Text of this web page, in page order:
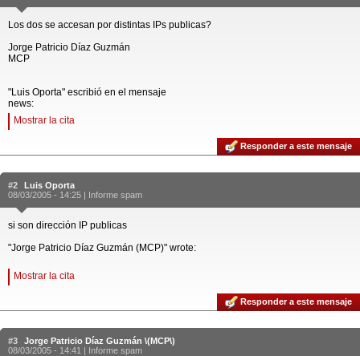
Los dos se accesan por distintas IPs publicas?
Jorge Patricio Díaz Guzmán
MCP
"Luis Oporta" escribió en el mensaje
news:
Mostrar la cita
Responder a este mensaje
#2
Luis Oporta
08/03/2005 - 14:25 | Informe spam
si son dirección IP publicas
"Jorge Patricio Díaz Guzmán (MCP)" wrote:
Mostrar la cita
Responder a este mensaje
#3
Jorge Patricio Díaz Guzmán \(MCP\)
08/03/2005 - 14:41 | Informe spam